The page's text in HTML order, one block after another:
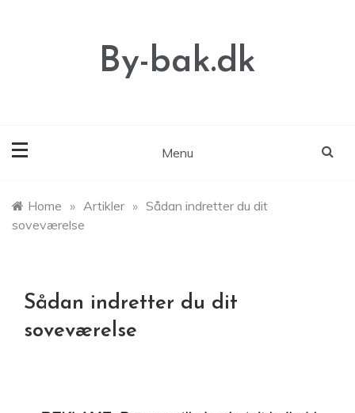
By-bak.dk
Menu
Home » Artikler » Sådan indretter du dit
soveværelse
Sådan indretter du dit
soveværelse